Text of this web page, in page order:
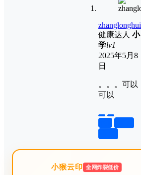
zhanglonghui
健康达人 小
学lv1
2025年5月8
日
。。。可以
可以
小猴云印 全网炸裂低价